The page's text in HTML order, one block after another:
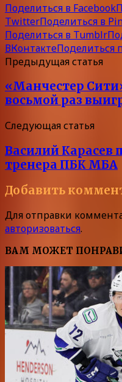
Поделиться в Facebook
TwitterПоделиться в
Поделиться в Tumblr
ВКонтактеПоделиться
Предыдущая статья
«Манчестер
восьмой раз
Следующая статья
Василий Карасев
тренера ПБК МБА
Добавить
Для отправки
авторизоваться.
ВАМ МОЖЕТ